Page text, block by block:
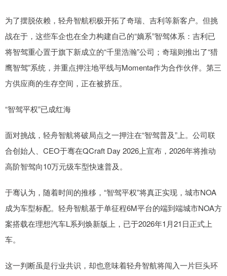
为了摆脱依赖，轻舟智航积极开拓了奇瑞、吉利等新客户。但挑
战在于，这些车企也在全力构建自己的“嫡系”智驾体系：吉利已
将智驾重心置于旗下新成立的“千里浩瀚”公司；奇瑞则推出了“猎
鹰智驾”系统，并重点押注地平线与Momenta作为合作伙伴。第三
方供应商的生存空间，正在被挤压。
“智驾平权”已成红海
面对挑战，轻舟智航将破局点之一押注在“智驾普及”上。公司联
合创始人、CEO于骞在QCraft Day 2026上宣布，2026年将推动
高阶智驾向10万元级车型快速普及。
于骞认为，随着时间的推移，“智驾平权”将真正实现，城市NOA
成为车型标配。轻舟智航基于单征程6M平台的端到端城市NOA方
案搭载在理想汽车L系列焕新版上，已于2026年1月21日正式上
车。
这一判断虽是行业共识，却也意味着轻舟智航将闯入一片巨头环